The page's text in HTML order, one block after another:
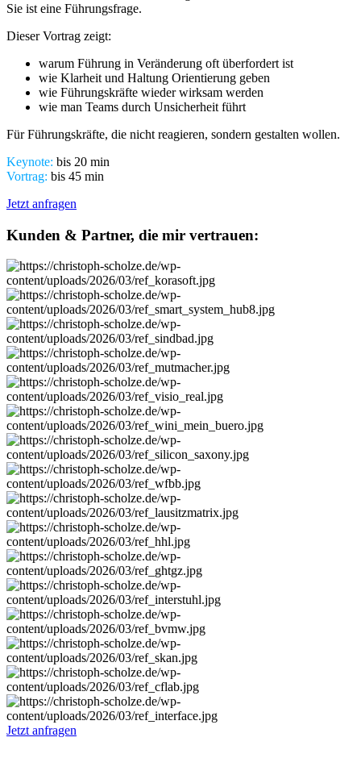
Sie ist eine Führungsfrage.
Dieser Vortrag zeigt:
warum Führung in Veränderung oft überfordert ist
wie Klarheit und Haltung Orientierung geben
wie Führungskräfte wieder wirksam werden
wie man Teams durch Unsicherheit führt
Für Führungskräfte, die nicht reagieren, sondern gestalten wollen.
Keynote: bis 20 min
Vortrag: bis 45 min
Jetzt anfragen
Kunden & Partner, die mir vertrauen:
Jetzt anfragen